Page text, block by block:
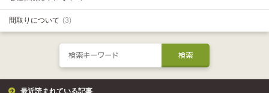
間取りについて (3)